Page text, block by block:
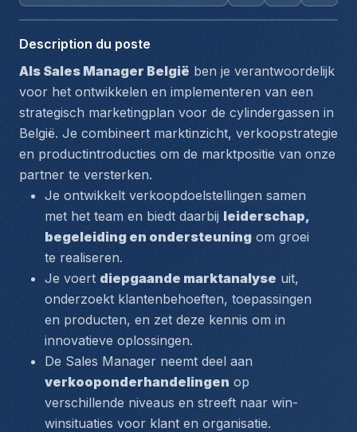
Description du poste
Als Sales Manager België ben je verantwoordelijk
voor het ontwikkelen en implementeren van een
strategisch marketingplan voor de cylindergassen in
België. Je combineert marktinzicht, verkoopstrategie
en productintroducties om de marktpositie van onze
partner te versterken.
Je ontwikkelt verkoopdoelstellingen samen
met het team en biedt daarbij leiderschap,
begeleiding en ondersteuning om groei
te realiseren.
Je voert diepgaande marktanalyse uit,
onderzoekt klantenbehoeften, toepassingen
en producten, en zet deze kennis om in
innovatieve oplossingen.
verkooponderhandelingen op
verschillende niveaus en streeft naar win-
winsituaties voor klant en organisatie.